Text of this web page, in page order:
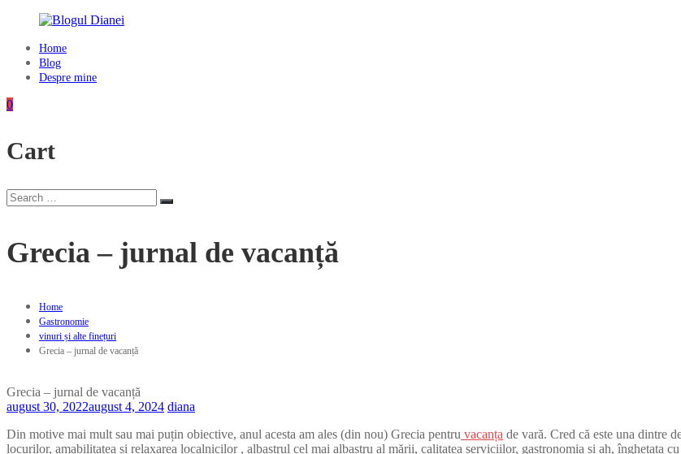
content
Blogul
Dianei
Blognotes
călătorii
și
finețuri
Home
Blog
Despre mine
0
Cart
Search
for:
Search
Grecia – jurnal de vacanță
Home
Gastronomie
vinuri și alte finețuri
Grecia – jurnal de vacanță
Grecia – jurnal de vacanță
august 30, 2022august 4, 2024 diana
Din motive mai mult sau mai puțin obiective, anul acesta am ales (din nou) Grecia pentru vacanța de vară. Cred că este una dintre
locurilor, amabilitatea și relaxarea localnicilor , albastrul cel mai albastru al mării, calitatea serviciilor, gastronomia și ah, înghețata